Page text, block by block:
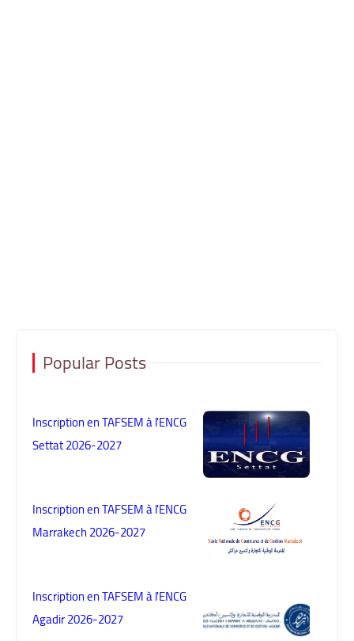
Popular Posts
Inscription en TAFSEM à l'ENCG
Settat 2026-2027
Inscription en TAFSEM à l'ENCG
Marrakech 2026-2027
Inscription en TAFSEM à l'ENCG
Agadir 2026-2027